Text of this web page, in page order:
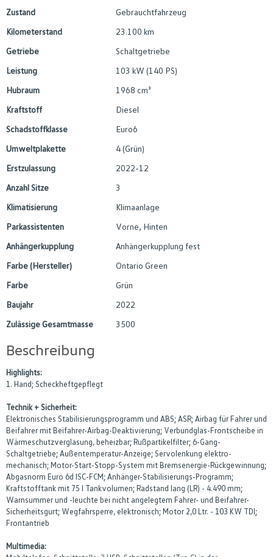
Zustand
Gebrauchtfahrzeug
Kilometerstand
23.100 km
Getriebe
Schaltgetriebe
Leistung
103 kW (140 PS)
Hubraum
1968 cm³
Kraftstoff
Diesel
Schadstoffklasse
Euro6
Umweltplakette
4 (Grün)
Erstzulassung
2022-12
Anzahl Sitze
3
Klimatisierung
Klimaanlage
Parkassistenten
Vorne, Hinten
Anhängerkupplung
Anhängerkupplung fest
Farbe (Hersteller)
Ontario Green
Farbe
Grün
Baujahr
2022
Zulässige Gesamtmasse
3500
Beschreibung
Highlights:
1. Hand; Scheckheftgepflegt
Technik + Sicherheit:
Elektronisches Stabilisierungsprogramm und ABS; ASR; Airbag für Fahrer und
Beifahrer mit Beifahrer-Airbag-Deaktivierung; Verbundglas-Frontscheibe in
Wärmeschutzverglasung, beheizbar; Rußpartikelfilter; 6-Gang-
Schaltgetriebe; Außentemperatur-Anzeige; Servolenkung elektro-
mechanisch; Motor-Start-Stopp-System mit Bremsenergie-Rückgewinnung;
Abgasnorm Euro 6d ISC-FCM; Anhänger-Stabilisierungs-Programm;
Kraftstofftank mit 75 l Tankvolumen; Radstand lang (LR) - 4.490 mm;
Warnsummer und -leuchte bei nicht angelegtem Fahrer- und Beifahrer-
Sicherheitsgurt; Wegfahrsperre, elektronisch; Motor 2,0 Ltr. - 103 KW TDI;
Frontantrieb
Multimedia: